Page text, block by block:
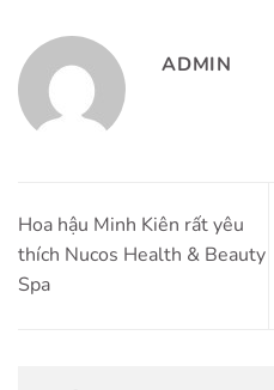
ADMIN
Hoa hậu Minh Kiên rất yêu
thích Nucos Health & Beauty
Spa